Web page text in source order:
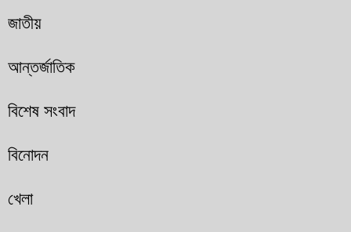
জাতীয়
আন্তর্জাতিক
বিশেষ সংবাদ
বিনোদন
খেলা